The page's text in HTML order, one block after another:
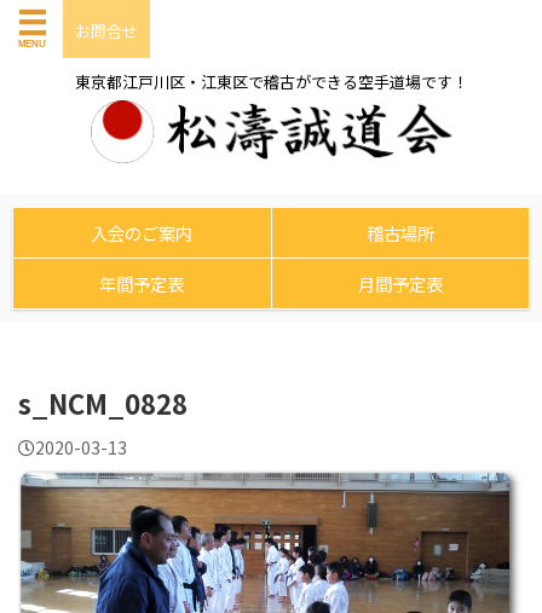
お問合せ
東京都江戸川区・江東区で稽古ができる空手道場です！
入会のご案内
稽古場所
年間予定表
月間予定表
s_NCM_0828
2020-03-13